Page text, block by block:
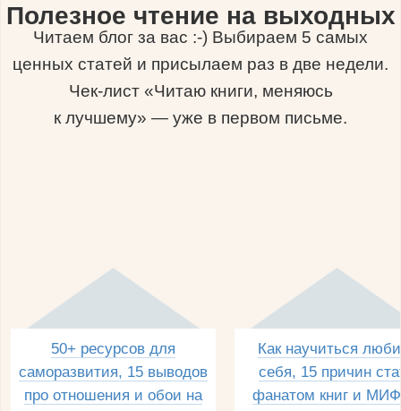
Полезное чтение на выходных
Читаем блог за вас :-) Выбираем 5 самых
ценных статей и присылаем раз в две недели.
Чек-лист «Читаю книги, меняюсь
к лучшему» — уже в первом письме.
50+ ресурсов для
саморазвития, 15 выводов
про отношения и обои на
Как научиться
себя, 15 причин
фанатом книг и